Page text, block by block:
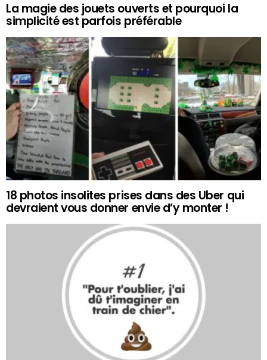
La magie des jouets ouverts et pourquoi la
simplicité est parfois préférable
18 photos insolites prises dans des Uber qui
devraient vous donner envie d’y monter !